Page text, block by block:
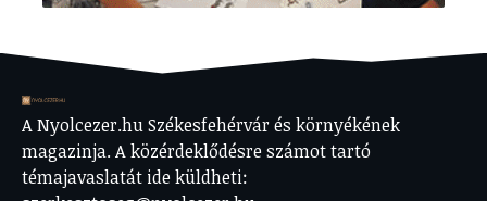
A Nyolcezer.hu Székesfehérvár és környékének
magazinja. A közérdeklődésre számot tartó
témajavaslatát ide küldheti: